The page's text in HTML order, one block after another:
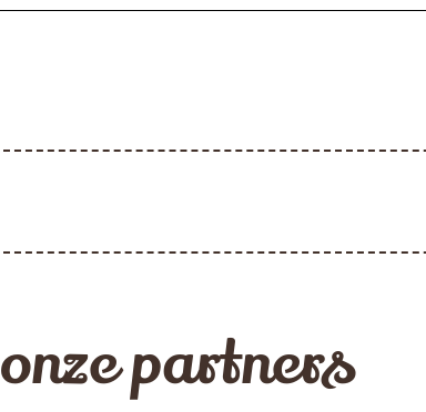
onze partners